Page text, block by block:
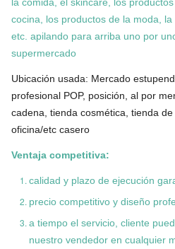
cocina, los productos de la moda,
etc. apilando para arriba uno por
supermercado
Ubicación usada: Mercado
profesional POP, posición, al por
cadena, tienda cosmética, tienda de
oficina/etc casero
Ventaja competitiva:
calidad y plazo de ejecución
precio competitivo y diseño
a tiempo el servicio, cliente
nuestro vendedor en cualquier